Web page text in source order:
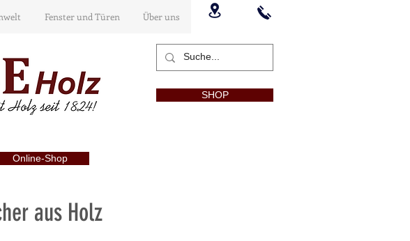
Fenster und Türen Über uns
SHOP
Online-Shop
aus Holz